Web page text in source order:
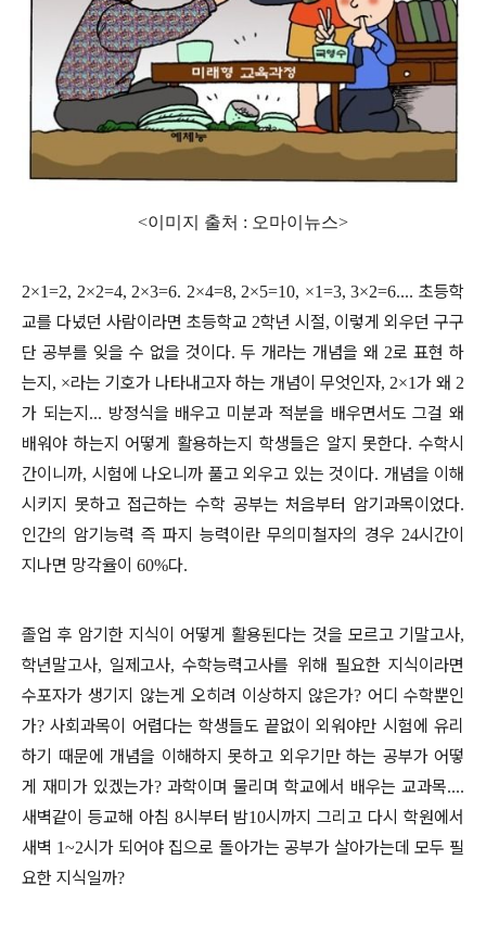
<이미지 출처 : 오마이뉴스>
2×1=2, 2×2=4, 2×3=6. 2×4=8, 2×5=10, ×1=3, 3×2=6.... 초등학
교를 다녔던 사람이라면 초등학교 2학년 시절, 이렇게 외우던 구구
단 공부를 잊을 수 없을 것이다. 두 개라는 개념을 왜 2로 표현 하
는지 , ×라는 기호가 나타내고자 하는 개념이 무엇인자, 2×1가 왜 2
가 되는지 ... 방정식을 배우고 미분과 적분을 배우면서도 그걸 왜
배워야 하는지 어떻게 활용하는지 학생들은 알지 못한다.수학시
간이니까, 시험에 나오니까 풀고 외우고 있는 것이다. 개념을 이해
시키지 못하고 접근하는 수학 공부는 처음부터 암기과목이었다.
인간의 암기능력 즉 파지 능력이란 무의미철자의 경우 24시간이
지나면 망각율이 60%다.
졸업 후 암기한 지식이 어떻게 활용된다는 것을 모르고 기말고사,
학년말고사, 일제고사,수학능력고사를 위해 필요한 지식이라면
수포자가 생기지 않는게 오히려 이상하지 않은가? 어디 수학뿐인
가?사회과목이 어렵다는 학생들도 끝없이 외워야만 시험에 유리
하기 때문에 개념을 이해하지 못하고 외우기만 하는 공부가 어떻
게 재미가 있겠는가? 과학이며 물리며 학교에서 배우는 교과목....
새벽같이 등교해 아침 8시부터 밤10시까지 그리고 다시 학원에서
새벽 1~2시가 되어야 집으로 돌아가는 공부가 살아가는데 모두 필
요한 지식일까?